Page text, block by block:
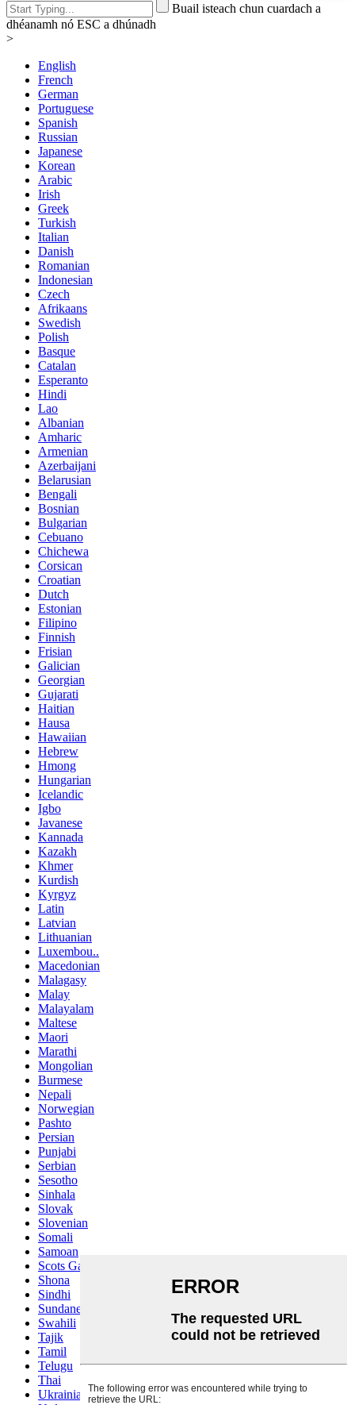
Buail isteach chun cuardach a
dhéanamh nó ESC a dhúnadh
>
English
French
German
Portuguese
Spanish
Russian
Japanese
Korean
Arabic
Irish
Greek
Turkish
Italian
Danish
Romanian
Indonesian
Czech
Afrikaans
Swedish
Polish
Basque
Catalan
Esperanto
Hindi
Lao
Albanian
Amharic
Armenian
Azerbaijani
Belarusian
Bengali
Bosnian
Bulgarian
Cebuano
Chichewa
Corsican
Croatian
Dutch
Estonian
Filipino
Finnish
Frisian
Galician
Georgian
Gujarati
Haitian
Hausa
Hawaiian
Hebrew
Hmong
Hungarian
Icelandic
Igbo
Javanese
Kannada
Kazakh
Khmer
Kurdish
Kyrgyz
Latin
Latvian
Lithuanian
Luxembou..
Macedonian
Malagasy
Malay
Malayalam
Maltese
Maori
Marathi
Mongolian
Burmese
Nepali
Norwegian
Pashto
Persian
Punjabi
Serbian
Sesotho
Sinhala
Slovak
Slovenian
Somali
Samoan
Scots Gaelic
Shona
Sindhi
Sundanese
Swahili
Tajik
Tamil
Telugu
Thai
Ukrainian